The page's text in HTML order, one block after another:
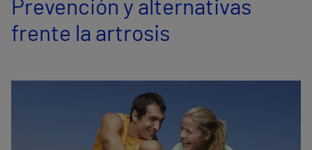
Servicios de salud
Equipo médico y asistencial
Prevención y alternativas
frente la artrosis